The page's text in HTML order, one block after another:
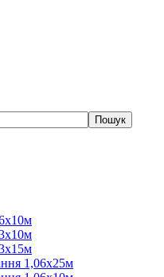
1,06х25м